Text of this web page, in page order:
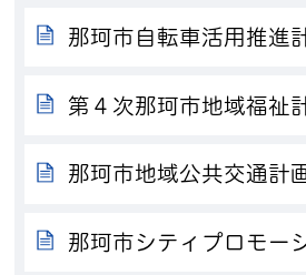
那珂市自転車活用推進
第４次那珂市地域福祉
那珂市地域公共交通計
那珂市シティプロモー